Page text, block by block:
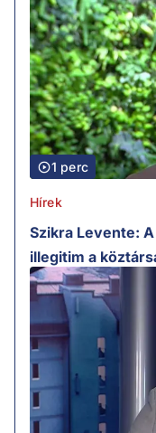
1 perc
Hírek
Szikra Levente:
illegitim a